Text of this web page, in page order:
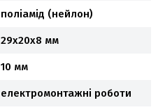
поліамід (нейлон)
29х20х8 мм
10 мм
електромонтажні роботи